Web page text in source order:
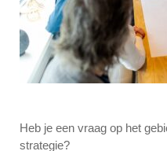
Heb je een vraag op het
strategie?